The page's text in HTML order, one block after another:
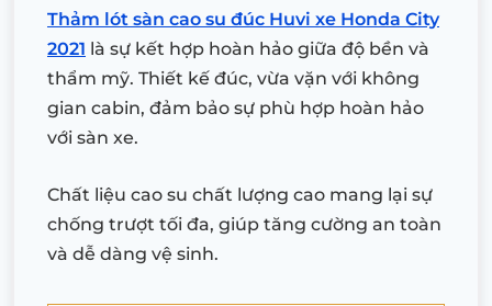
Thảm lót sàn cao su đúc Huvi xe Honda City
2021 là sự kết hợp hoàn hảo giữa độ bền và
thẩm mỹ. Thiết kế đúc, vừa vặn với không
gian cabin, đảm bảo sự phù hợp hoàn hảo
với sàn xe.
Chất liệu cao su chất lượng cao mang lại sự
chống trượt tối đa, giúp tăng cường an toàn
và dễ dàng vệ sinh.